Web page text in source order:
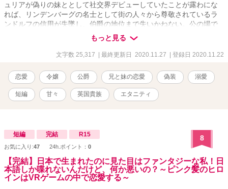
ュリアが偽りの妹ととして社交界デビューしていたことが露わにな
れば、リンデンバーグの名士として街の人々から尊敬されているラ
ンドルフの信用が失墜し、伯爵の地位まで失いかねない。公の場で
は、ふたりは兄妹として振舞う生活を余儀なくされていた。 そんな
ある日、ジュリアはランドルフから旅行へと誘われる。 ＊＊＊＊＊
＊＊＊＊＊＊＊＊＊＊＊＊＊＊＊＊＊＊＊＊＊＊＊＊＊＊＊＊＊＊
断の恋に落ちた侯爵令嬢は、神聖な教会で背徳の愛撫にあえかな吐
息を漏らす」
https://www.alphapolis.co.jp/novel/702276663/289431817 「【R１
８】健気なプリンセスは嫉妬した秘密の恋人である教育係にお仕置
８】箱入り令嬢は密かに慕う執事に夜伽の手解きを受け、快楽に沈
む」 https://www.alphapolis.co.jp/novel/702276663/524431855
もっと見る
文字数 25,317 | 最終更新日 2020.11.27 | 登録日 2020.11.22
恋愛 令嬢 公爵 兄と妹の恋愛 偽装 溺愛
短編 甘々 英国貴族 エタニティ
短編 完結 R15
お気に入り:47 24h.ポイント： 0
8
【完結】日本で生まれたのに見た目はファンタジーな私！日
本語しか喋れないんだけど、何か悪いの？～ピンク髪のヒロ
インはVRゲームの中で恋愛する～